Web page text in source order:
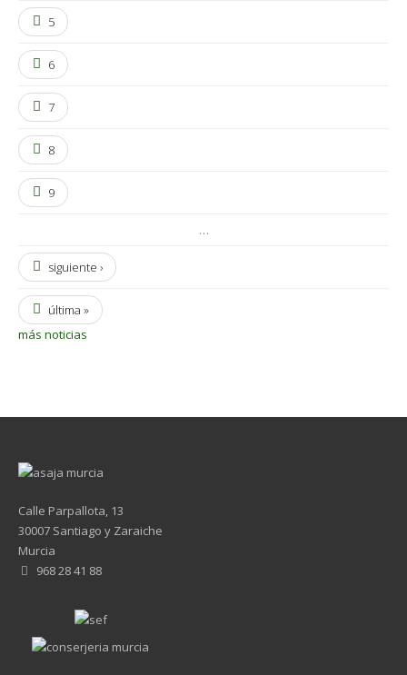
5
6
7
8
9
…
siguiente ›
última »
más noticias
Calle Parpallota, 13
30007 Santiago y Zaraiche
Murcia
968 28 41 88